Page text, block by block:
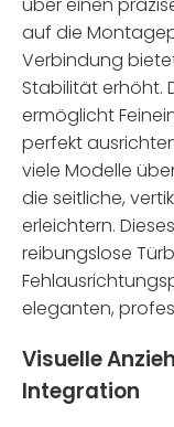
auf die
Verbindung
Stabilität erhöht.
ermöglicht
perfekt
viele Modelle
die seitliche,
erleichtern.
reibungslose
eleganten,
Visuelle
Integration